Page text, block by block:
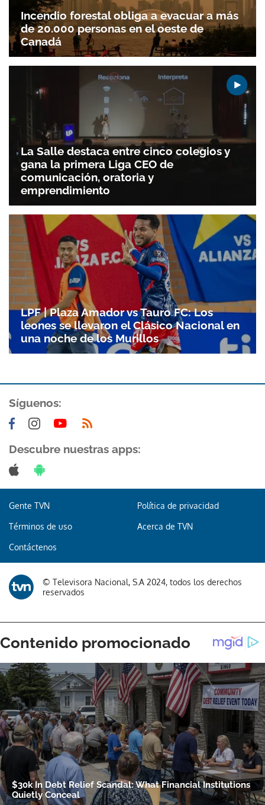
Gracias por suscribirte a nuestro boletín.
Incendio forestal obliga a evacuar a más
de 20.000 personas en el oeste de
Canadá
La Salle destaca entre cinco colegios y
gana la primera Liga CEO de
comunicación, oratoria y
emprendimiento
LPF | Plaza Amador vs Tauro FC: Los
leones se llevaron el Clásico Nacional en
una noche de los Murillos
Síguenos:
Descubre nuestras apps:
Gente TVN Política de privacidad
Términos de uso Acerca de TVN
Contáctenos
© Televisora Nacional, S.A 2024, todos los derechos
reservados